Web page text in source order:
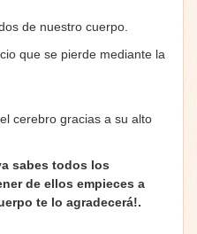
de nuestro cuerpo.
que se pierde mediante la
cerebro gracias a su alto
sabes todos los
de ellos empieces a
te lo agradecerá!.